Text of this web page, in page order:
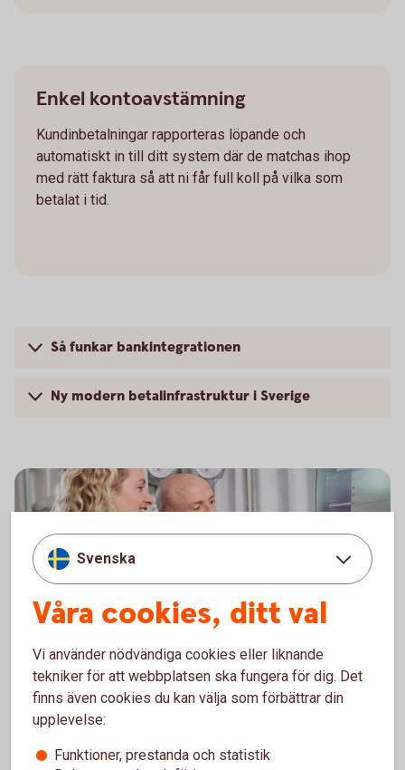
Enkel kontoavstämning
Kundinbetalningar rapporteras löpande och
automatiskt in till ditt system där de matchas ihop
med rätt faktura så att ni får full koll på vilka som
betalat i tid.
Så funkar bankintegrationen
Ny modern betalinfrastruktur i Sverige
Hantera er ekonomi på ett
enkelt,
och
sätt med bankintegration.
Svenska
Våra cookies, ditt val
Vi använder nödvändiga cookies eller liknande
tekniker för att webbplatsen ska fungera för dig. Det
finns även cookies du kan välja som förbättrar din
upplevelse:
Funktioner, prestanda och statistik